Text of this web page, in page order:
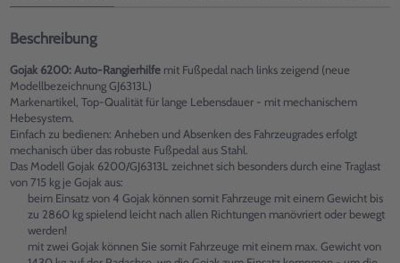
Beschreibung
Gojak 6200: Auto-Rangierhilfe mit Fußpedal nach links zeigend (neue
Modellbezeichnung GJ6313L)
Markenartikel, Top-Qualität für lange Lebensdauer - mit mechanischem
Hebesystem.
Einfach zu bedienen: Anheben und Absenken des Fahrzeugrades erfolgt
mechanisch über das robuste Fußpedal aus Stahl.
Das Modell Gojak 6200/GJ6313L zeichnet sich besonders durch eine Traglast
von 715 kg je Gojak aus:
beim Einsatz von 4 Gojak können somit Fahrzeuge mit einem Gewicht bis
zu 2860 kg spielend leicht nach allen Richtungen manövriert oder bewegt
werden!
mit zwei Gojak können Sie somit Fahrzeuge mit einem max. Gewicht von